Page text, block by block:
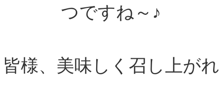
つですね～♪
皆様、美味しく召し上がれ